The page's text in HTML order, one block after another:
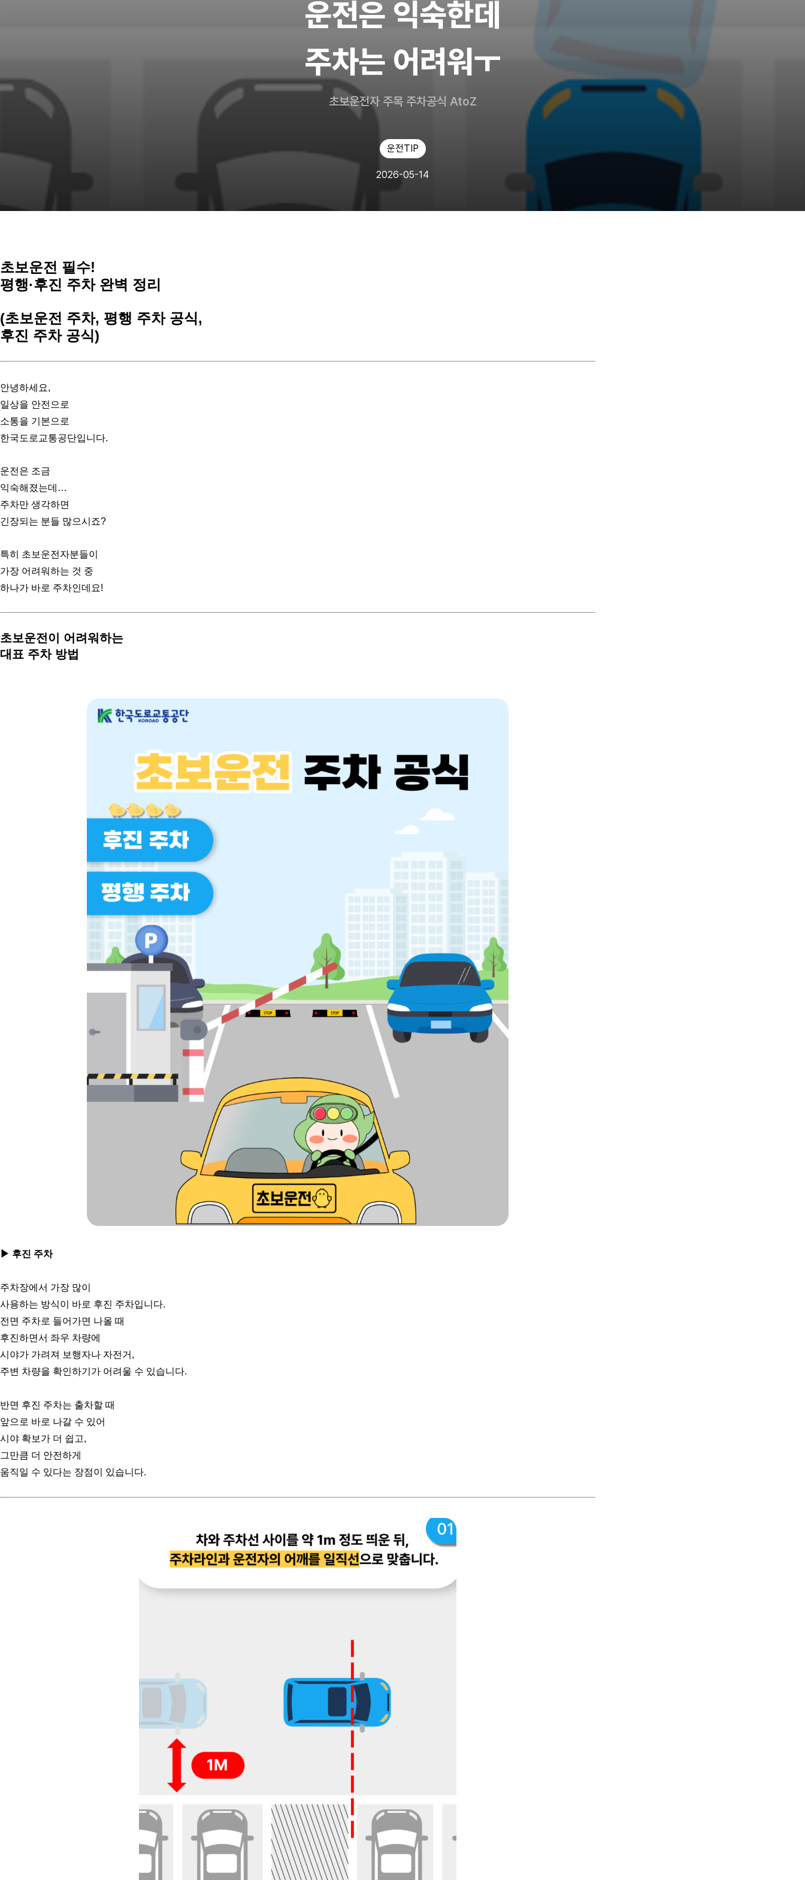
운전은 익숙한데
주차는 어려워ㅜ
초보운전자 주목 주차공식 AtoZ
운전TIP
2026-05-14
초보운전 필수!
평행·후진 주차 완벽 정리
(초보운전 주차, 평행 주차 공식,
후진 주차 공식)
안녕하세요,
일상을 안전으로
소통을 기본으로
한국도로교통공단입니다.
운전은 조금
익숙해졌는데…
주차만 생각하면
긴장되는 분들 많으시죠?
특히 초보운전자분들이
가장 어려워하는 것 중
하나가 바로 주차인데요!
초보운전이 어려워하는
대표 주차 방법
▶ 후진 주차
주차장에서 가장 많이
사용하는 방식이 바로 후진 주차입니다.
전면 주차로 들어가면 나올 때
후진하면서 좌우 차량에
시야가 가려져 보행자나 자전거,
주변 차량을 확인하기가 어려울 수 있습니다.
반면 후진 주차는 출차할 때
앞으로 바로 나갈 수 있어
시야 확보가 더 쉽고,
그만큼 더 안전하게
움직일 수 있다는 장점이 있습니다.